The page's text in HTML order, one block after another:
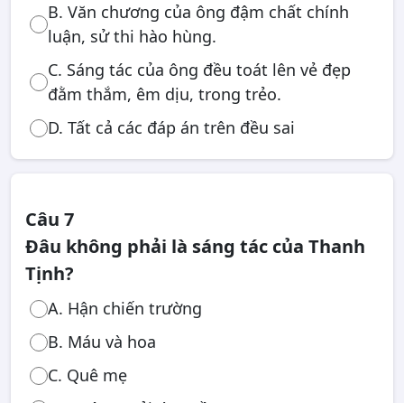
B. Văn chương của ông đậm chất chính
luận, sử thi hào hùng.
C. Sáng tác của ông đều toát lên vẻ đẹp
đằm thắm, êm dịu, trong trẻo.
D. Tất cả các đáp án trên đều sai
Câu 7
Đâu không phải là sáng tác của Thanh
Tịnh?
A. Hận chiến trường
B. Máu và hoa
C. Quê mẹ